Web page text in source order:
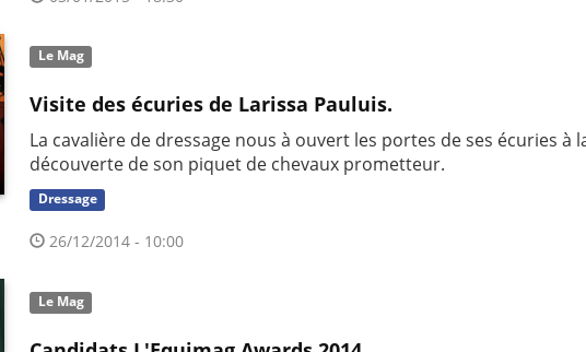
Le Mag
Visite des écuries de Larissa Pauluis.
La cavalière de dressage nous à ouvert les portes de ses écuries à
découverte de son piquet de chevaux prometteur.
Dressage
26/12/2014 - 10:00
Le Mag